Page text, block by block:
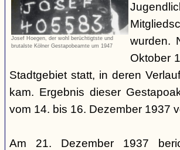
Josef Hoegen, der wohl berüchtigtste und
brutalste Kölner Gestapobeamte um 1947
wurden.
Oktober
Stadtgebiet statt, in deren
kam. Ergebnis dieser
vom 14. bis 16. Dezember 1937
Am 21. Dezember 1937